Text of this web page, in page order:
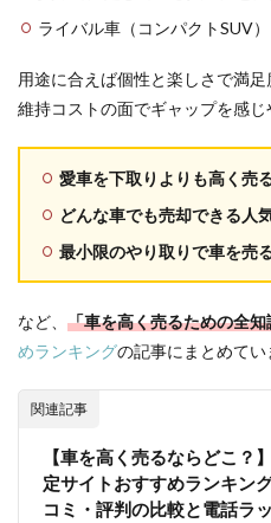
ライバル車（コンパクトSUV
用途に合えば個性と楽しさで満足
維持コストの面でギャップを感じ
愛車を下取りよりも高く売
どんな車でも売却できる人
最小限のやり取りで車を売
など、 「車を高く売るための全知
めランキングの記事にまとめてい
関連記事
【車を高く売るならどこ？
定サイトおすすめランキン
コミ・評判の比較と電話ラ